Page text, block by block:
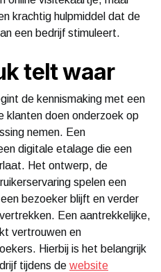
krachtig hulpmiddel dat de
een bedrijf stimuleert.
telt waar
de kennismaking met een
klanten doen onderzoek op
nemen. Een
digitale etalage die een
Het ontwerp, de
spelen een
bezoeker blijft en verder
Een aantrekkelijke,
vertrouwen en
Hierbij is het belangrijk
tijdens de website